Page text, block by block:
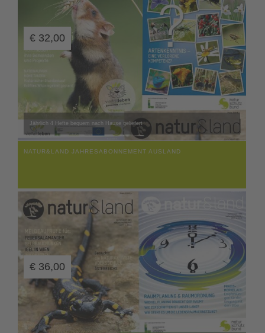
Jährlich 4 Hefte bequem nach Hause geliefert
€ 32,00
NATUR&LAND JAHRESABONNEMENT AUSLAND
€ 36,00